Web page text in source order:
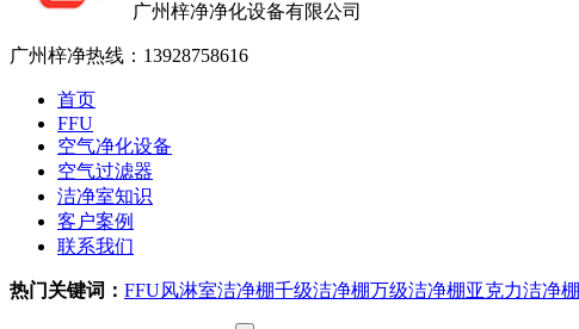
广州梓净净化设备有限公司
广州梓净热线： 13928758616
首页
FFU
空气净化设备
空气过滤器
洁净室知识
客户案例
联系我们
热门关键词： FFU风淋室洁净棚千级洁净棚万级洁净棚亚克力洁净棚